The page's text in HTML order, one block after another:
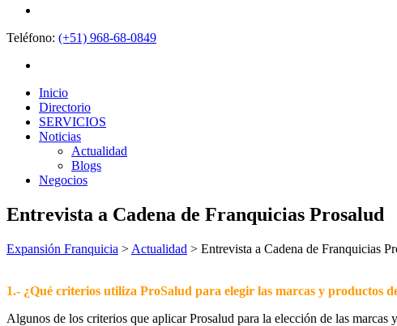
Teléfono: (+51) 968-68-0849
Inicio
Directorio
SERVICIOS
Noticias
Actualidad
Blogs
Negocios
Entrevista a Cadena de Franquicias Prosalud
Expansión Franquicia > Actualidad > Entrevista a Cadena de Franquicias
1.- ¿Qué criterios utiliza ProSalud para elegir las marcas y productos
Algunos de los criterios que aplicar Prosalud para la elección de las